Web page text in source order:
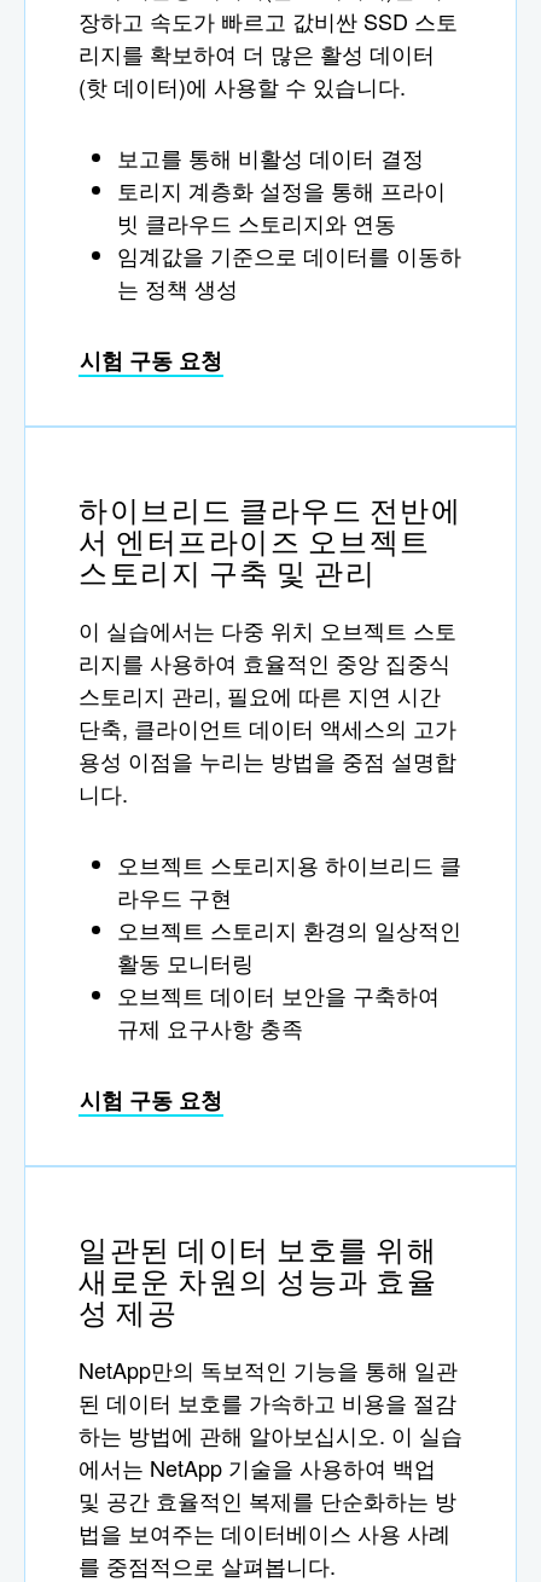
장하고 속도가 빠르고 값비싼 SSD 스토
리지를 확보하여 더 많은 활성 데이터
(핫 데이터)에 사용할 수 있습니다.
보고를 통해 비활성 데이터 결정
토리지 계층화 설정을 통해 프라이
빗 클라우드 스토리지와 연동
임계값을 기준으로 데이터를 이동하
는 정책 생성
시험 구동 요청
하이브리드 클라우드 전반에
서 엔터프라이즈 오브젝트
스토리지 구축 및 관리
이 실습에서는 다중 위치 오브젝트 스토
리지를 사용하여 효율적인 중앙 집중식
스토리지 관리, 필요에 따른 지연 시간
단축, 클라이언트 데이터 액세스의 고가
용성 이점을 누리는 방법을 중점 설명합
니다.
오브젝트 스토리지용 하이브리드 클
라우드 구현
오브젝트 스토리지 환경의 일상적인
활동 모니터링
오브젝트 데이터 보안을 구축하여
규제 요구사항 충족
시험 구동 요청
일관된 데이터 보호를 위해
새로운 차원의 성능과 효율
성 제공
NetApp만의 독보적인 기능을 통해 일관
된 데이터 보호를 가속하고 비용을 절감
하는 방법에 관해 알아보십시오. 이 실습
에서는 NetApp 기술을 사용하여 백업
및 공간 효율적인 복제를 단순화하는 방
법을 보여주는 데이터베이스 사용 사례
를 중점적으로 살펴봅니다.